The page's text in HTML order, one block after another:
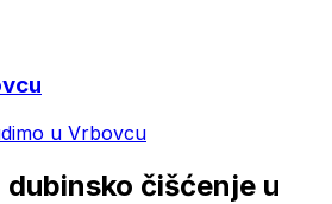
u Vrbovcu
dubinsko čišćenje u